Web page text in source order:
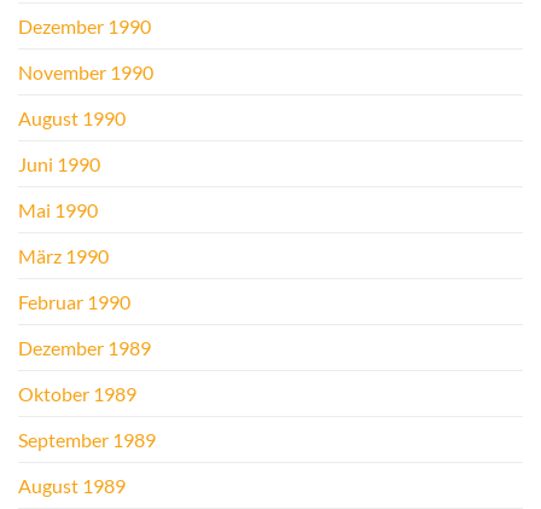
Dezember 1990
November 1990
August 1990
Juni 1990
Mai 1990
März 1990
Februar 1990
Dezember 1989
Oktober 1989
September 1989
August 1989